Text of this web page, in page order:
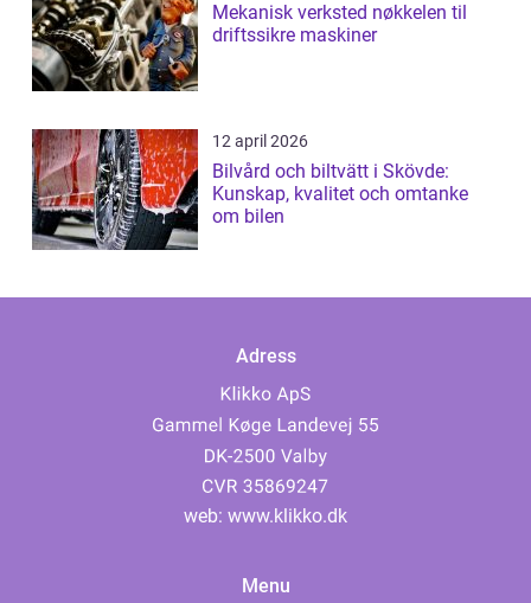
Mekanisk verksted nøkkelen til
driftssikre maskiner
12 april 2026
Bilvård och biltvätt i Skövde:
Kunskap, kvalitet och omtanke
om bilen
Adress
web: www.klikko.dk
Menu